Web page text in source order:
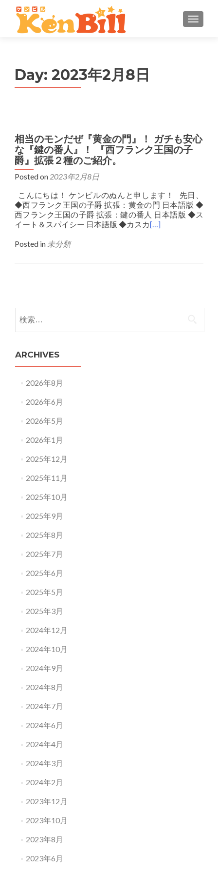
MENU
Day: 2023年2月8日
相当のモンだぜ『黄金の門』！ ガチも安心
な『鍵の番人』！ 『西フランク王国の子
爵』拡張２種のご紹介。
Posted on 2023年2月8日
こんにちは！ ケンビルのぬんと申します！ 先日、
◆西フランク王国の子爵 拡張：黄金の門 日本語版 ◆
西フランク王国の子爵 拡張：鍵の番人 日本語版 ◆ス
イート＆スパイシー 日本語版 ◆カスカ[…]
Posted in 未分類
navigation
索:
ARCHIVES
2026年8月
2026年6月
2026年5月
2026年1月
2025年12月
2025年11月
2025年10月
2025年9月
2025年8月
2025年7月
2025年6月
2025年5月
2025年3月
2024年12月
2024年10月
2024年9月
2024年8月
2024年7月
2024年6月
2024年4月
2024年3月
2024年2月
2023年12月
2023年10月
2023年8月
2023年6月